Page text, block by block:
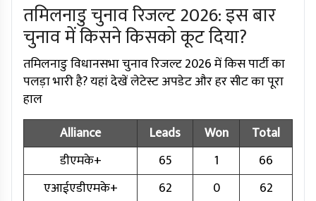
तमिलनाडु चुनाव रिजल्ट 2026: इस बार
चुनाव में किसने किसको कूट दिया?
तमिलनाडु विधानसभा चुनाव रिजल्ट 2026 में किस पार्टी का
पलड़ा भारी है? यहां देखें लेटेस्ट अपडेट और हर सीट का पूरा
हाल
Alliance
Leads Won
Total
डीएमके+
65 1
66
एआईएडीएमके+
62 0
62